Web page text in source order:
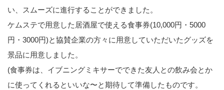
い、スムーズに進行することができました。
ケムステで用意した居酒屋で使える食事券(10,000円・5000
円・3000円)と協賛企業の方々に用意していただいたグッズを
景品に用意しました。
(食事券は、イブニングミキサーでできた友人との飲み会とか
に使ってくれるといいな〜と期待して準備したものです。